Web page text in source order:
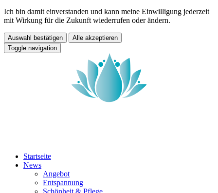
Ich bin damit einverstanden und kann meine Einwilligung jederzeit
mit Wirkung für die Zukunft wiederrufen oder ändern.
Auswahl bestätigen
Alle akzeptieren
Toggle navigation
Startseite
News
Angebot
Entspannung
Schönheit & Pflege